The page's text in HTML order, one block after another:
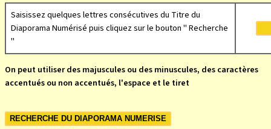
Saisissez quelques lettresconsécutivesdu Titre du
Diaporama Numérisépuis cliquez sur le bouton " Recherche
"
On peut utiliser des majuscules ou des minuscules, des caractères
accentués ou non accentués, l'espace et le tiret